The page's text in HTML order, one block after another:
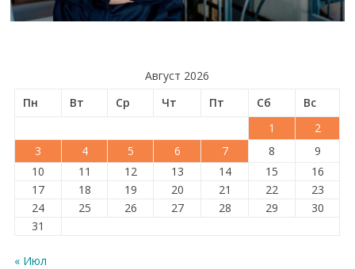
Август 2026
Пн
Вт Ср Чт Пт Сб
Вс
1
2
3
4 5 6 7 8
9
10
11 12 13 14 15
16
17
18 19 20 21 22
23
24
25 26 27 28 29
30
31
« Июл